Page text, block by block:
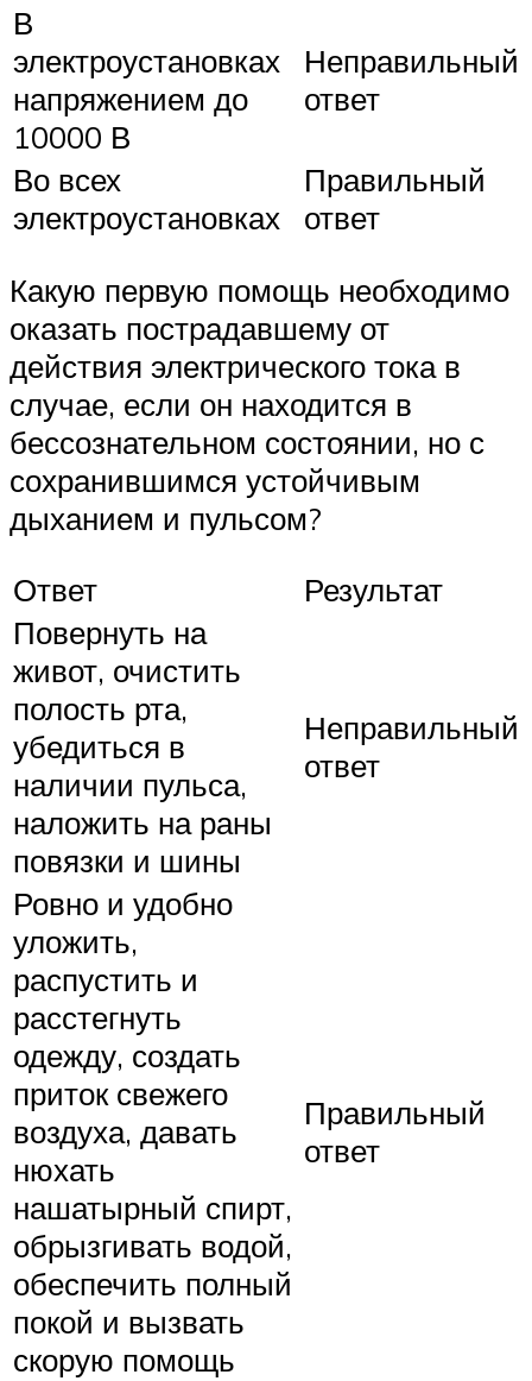
В
электроустановках
напряжением до
10000 В
Неправильный
ответ
Во всех
электроустановках
Правильный
ответ
Какую первую помощь необходимо
оказать пострадавшему от
действия электрического тока в
случае, если он находится в
бессознательном состоянии, но с
сохранившимся устойчивым
дыханием и пульсом?
Ответ
Результат
Повернуть на
живот, очистить
полость рта,
убедиться в
наличии пульса,
наложить на раны
повязки и шины
Неправильный
ответ
Ровно и удобно
уложить,
распустить и
расстегнуть
одежду, создать
приток свежего
воздуха, давать
нюхать
нашатырный спирт,
обрызгивать водой,
обеспечить полный
покой и вызвать
скорую помощь
Правильный
ответ